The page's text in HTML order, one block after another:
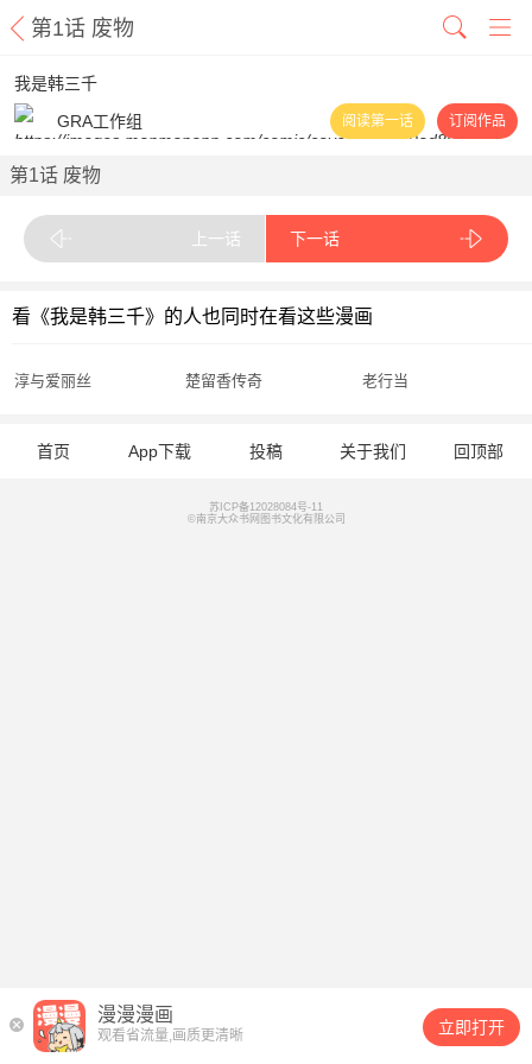
第1话 废物
我是韩三千
GRA工作组
阅读第一话 订阅作品
第1话 废物
上一话 下一话
看《我是韩三千》的人也同时在看这些漫画
淳与爱丽丝 楚留香传奇 老行当
首页 App下载 投稿 关于我们 回顶部
苏ICP备12028084号-11
©南京大众书网图书文化有限公司
漫漫漫画
观看省流量,画质更清晰 立即打开